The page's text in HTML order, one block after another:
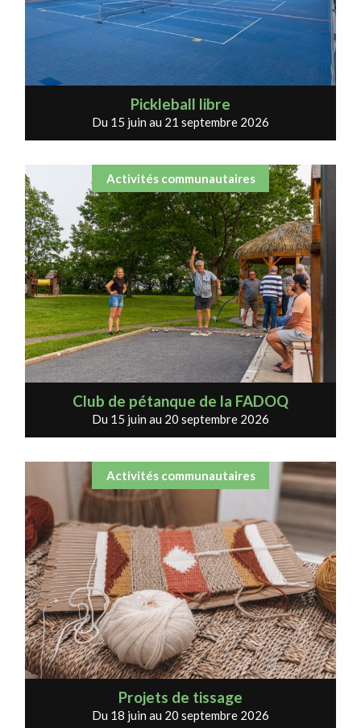
Pickleball libre
Du 15 juin au 21 septembre 2026
Activités communautaires
Club de pétanque de la FADOQ
Du 15 juin au 20 septembre 2026
Activités communautaires
Projets de tissage
Du 18 juin au 20 septembre 2026